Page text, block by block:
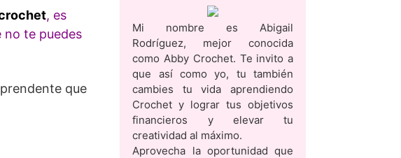
, es
no te puedes
que
Mi nombre es Abigail
Rodríguez, mejor conocida
como Abby Crochet. Te invito a
que así como yo, tu también
cambies tu vida aprendiendo
Crochet y lograr tus objetivos
financieros y elevar tu
creatividad al máximo.
Aprovecha la oportunidad que